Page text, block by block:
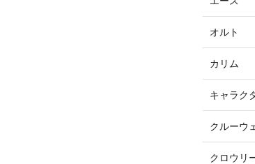
オルト
カリム
キャラク
クルーウ
クロウリ